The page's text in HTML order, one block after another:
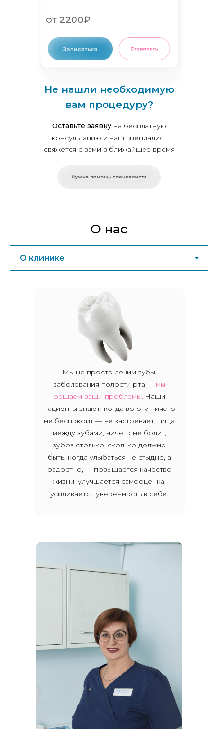
от 2200₽
Не нашли необходимую
вам процедуру?
Оставьте заявку на бесплатную
консультацию и наш специалист
свяжется с вами в ближайшее время
О нас
Мы не просто лечим зубы,
заболевания полости рта — мы
решаем ваши проблемы. Наши
пациенты знают: когда во рту ничего
не беспокоит — не застревает пища
между зубами, ничего не болит,
зубов столько, сколько должно
быть, когда улыбаться не стыдно, а
радостно, — повышается качество
жизни, улучшается самооценка,
усиливается уверенность в себе.